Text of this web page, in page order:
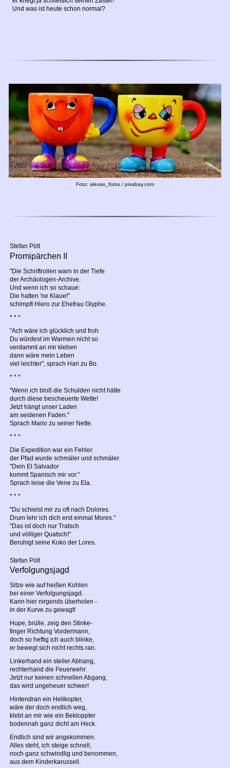
Und was ist heute schon normal?
Foto: alexas_fotos / pixabay.com
Stefan Pölt
Promipärchen II
"Die Schriftrollen warn in der Tiefe
der Archäologen-Archive.
Und wenn ich so schaue:
Die hatten 'ne Klaue!"
schimpft Hiero zur Ehefrau Glyphe.
* * *
"Ach wäre ich glücklich und froh
Du würdest im Warmen nicht so
verdammt an mir kleben
dann wäre mein Leben
viel leichter", sprach Hari zu Bo.
* * *
"Wenn ich bloß die Schulden nicht hätte
durch diese bescheuerte Wette!
Jetzt hängt unser Laden
am seidenen Faden."
Sprach Mario zu seiner Nette.
* * *
Die Expedition war ein Fehler.
der Pfad wurde schmäler und schmäler.
"Dein El Salvador
kommt Spanisch mir vor."
Sprach leise die Vene zu Ela.
* * *
"Du schielst mir zu oft nach Dolores.
Drum lehr ich dich erst einmal Mores."
"Das ist doch nur Tratsch
und völliger Quatsch!"
Beruhigt seine Koko der Lores.
Stefan Pölt
Verfolgungsjagd
Sitze wie auf heißen Kohlen
bei einer Verfolgungsjagd.
Kann hier nirgends überholen -
in der Kurve zu gewagt!
Hupe, brülle, zeig den Stinke-
finger Richtung Vordermann,
doch so heftig ich auch blinke,
er bewegt sich nicht rechts ran.
Linkerhand ein steiler Abhang,
rechterhand die Feuerwehr.
Jetzt nur keinen schnellen Abgang,
das wird ungeheuer schwer!
Hintendran ein Helikopter,
wäre der doch endlich weg,
klebt an mir wie ein Bekloppter
bodennah ganz dicht am Heck.
Endlich sind wir angekommen.
Alles steht, ich steige schnell,
noch ganz schwindlig und benommen,
aus dem Kinderkarussell.